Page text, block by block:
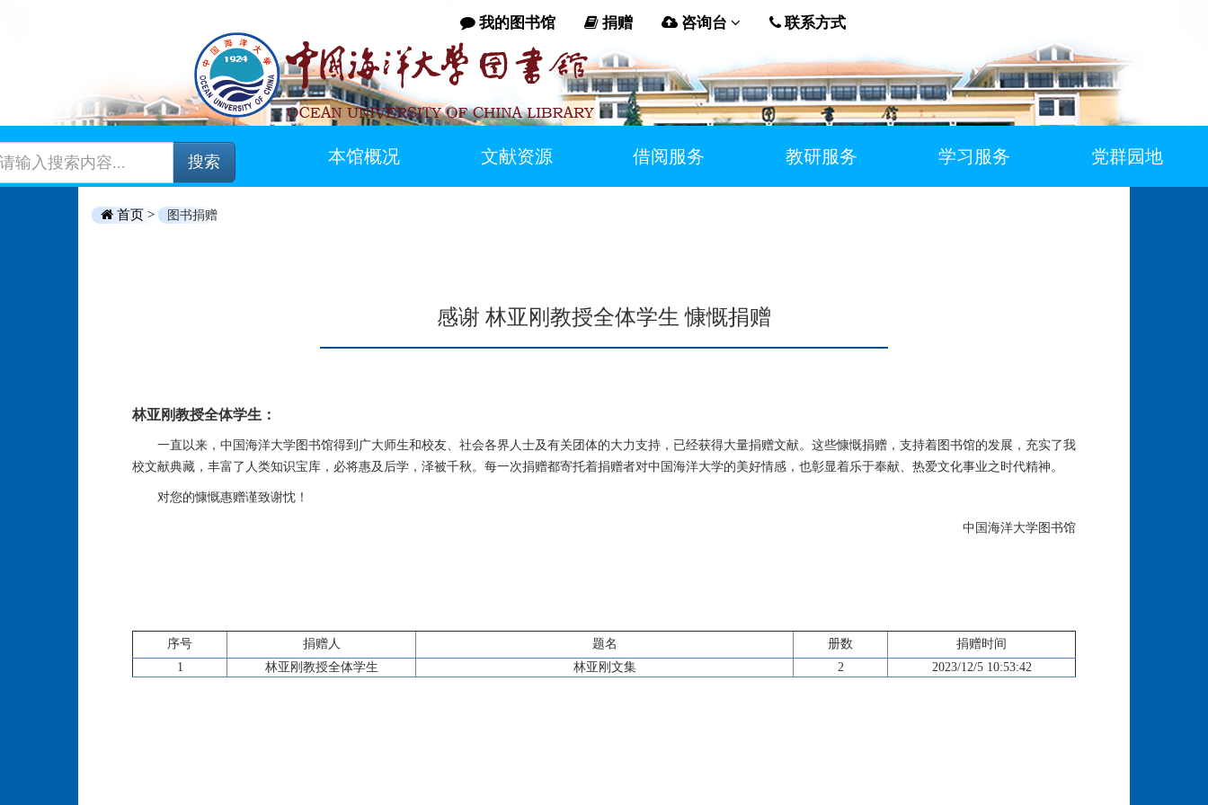
我的图书馆 捐赠 咨询台 联系方式
搜索 本馆概况 文献资源 借阅服务 教研服务 学习服务 党群园地
首页 > 图书捐赠
感谢 林亚刚教授全体学生 慷慨捐赠
林亚刚教授全体学生：
一直以来，中国海洋大学图书馆得到广大师生和校友、社会各界人士及有关团体的大力支持，已经获得大量捐赠文献。这些慷慨捐赠，支持着图书馆的发展，充实了我
校文献典藏，丰富了人类知识宝库，必将惠及后学，泽被千秋。每一次捐赠都寄托着捐赠者对中国海洋大学的美好情感，也彰显着乐于奉献、热爱文化事业之时代精神。
对您的慷慨惠赠谨致谢忱！
中国海洋大学图书馆
序号 捐赠人 题名 册数
捐赠时间
1
林亚刚教授全体学生 林亚刚文集 2 2023/12/5 10:53:42